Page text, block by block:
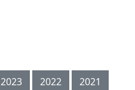
2023 2022
2021